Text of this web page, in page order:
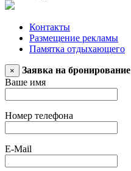
Контакты
Размещение рекламы
Памятка отдыхающего
×
Заявка на бронирование
Ваше имя
Номер телефона
E-Mail